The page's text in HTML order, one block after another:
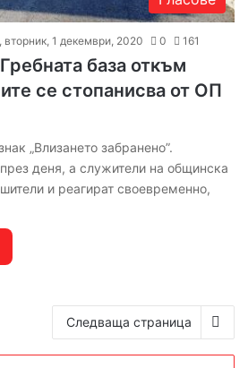
вторник, 1 декември, 2020 0 161
база откъм
се стопанисва от ОП
„Влизането забранено”.
деня, а служители на общинска
и реагират своевременно,
Следваща страница